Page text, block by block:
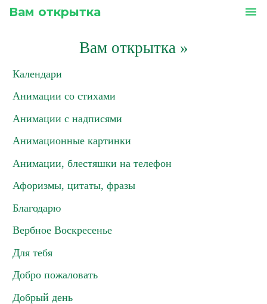
Вам открытка menu
Вам открытка»
Календари
Анимации со стихами
Анимации с надписями
Анимационные картинки
Анимации, блестяшки на телефон
Афоризмы, цитаты, фразы
Благодарю
Вербное Воскресенье
Для тебя
Добро пожаловать
Добрый день